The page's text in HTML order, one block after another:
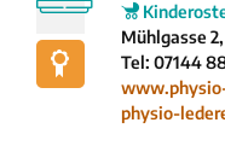
Mühlgasse 2,
Tel: 07144
physio-